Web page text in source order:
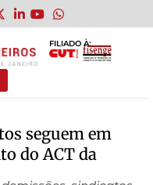
FILIADO À:
seguem em
do ACT da